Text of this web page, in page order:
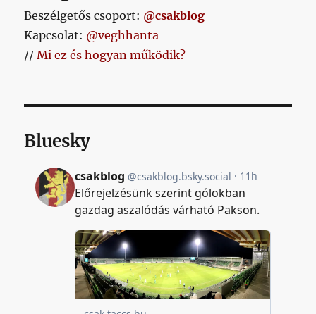
Beszélgetős csoport: @csakblog
Kapcsolat: @veghhanta
//Mi ez és hogyan működik?
Bluesky